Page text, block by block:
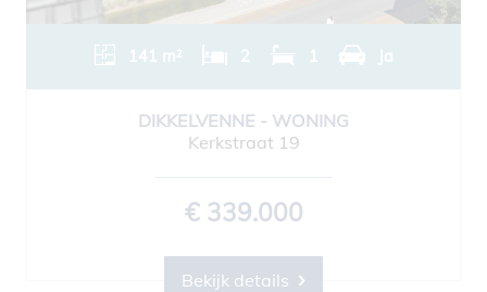
141 m² 2 1 Ja
DIKKELVENNE - WONING
Kerkstraat 19
€ 339.000
Bekijk details